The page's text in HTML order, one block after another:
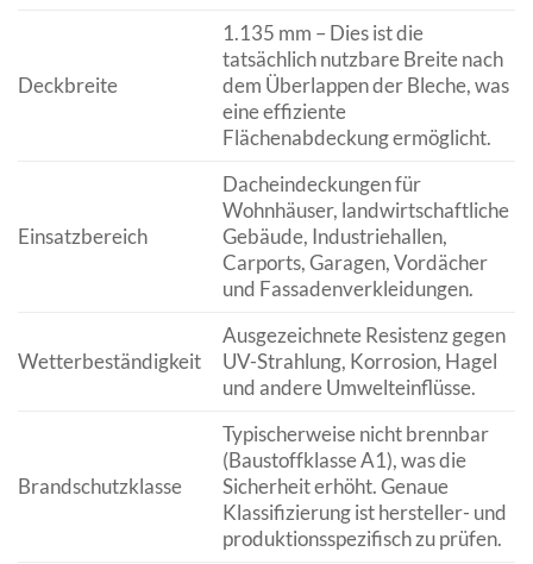
Deckbreite
1.135 mm – Dies ist die
tatsächlich nutzbare Breite nach
dem Überlappen der Bleche, was
eine effiziente
Flächenabdeckung ermöglicht.
Einsatzbereich
Dacheindeckungen für
Wohnhäuser, landwirtschaftliche
Gebäude, Industriehallen,
Carports, Garagen, Vordächer
und Fassadenverkleidungen.
Wetterbeständigkeit
Ausgezeichnete Resistenz gegen
UV-Strahlung, Korrosion, Hagel
und andere Umwelteinflüsse.
Brandschutzklasse
Typischerweise nicht brennbar
(Baustoffklasse A1), was die
Sicherheit erhöht. Genaue
Klassifizierung ist hersteller- und
produktionsspezifisch zu prüfen.